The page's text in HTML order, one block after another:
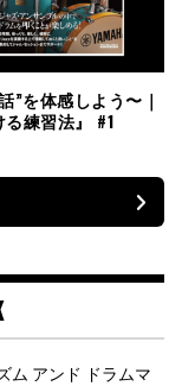
”を体感しよう〜｜
練習法』 #1
ズム アンド ドラムマ